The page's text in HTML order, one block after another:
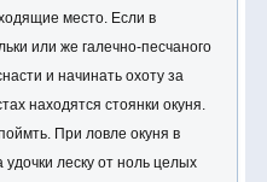
место. Если в
или же галечно-песчаного
и начинать охоту за
находятся стоянки окуня.
При ловле окуня в
леску от ноль целых